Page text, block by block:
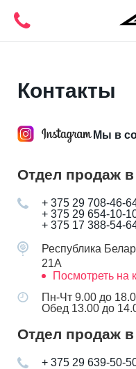
Контакты
Мы в
Отдел продаж
+ 375 29 708-46-
+ 375 29 654-10-
+ 375 17 388-54-
Республика
21А
Посмотреть на
Пн-Чт 9.00 до
Обед 13.00 до
Отдел продаж
+ 375 29 639-50-